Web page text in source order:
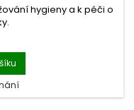
hygieny a k péči o